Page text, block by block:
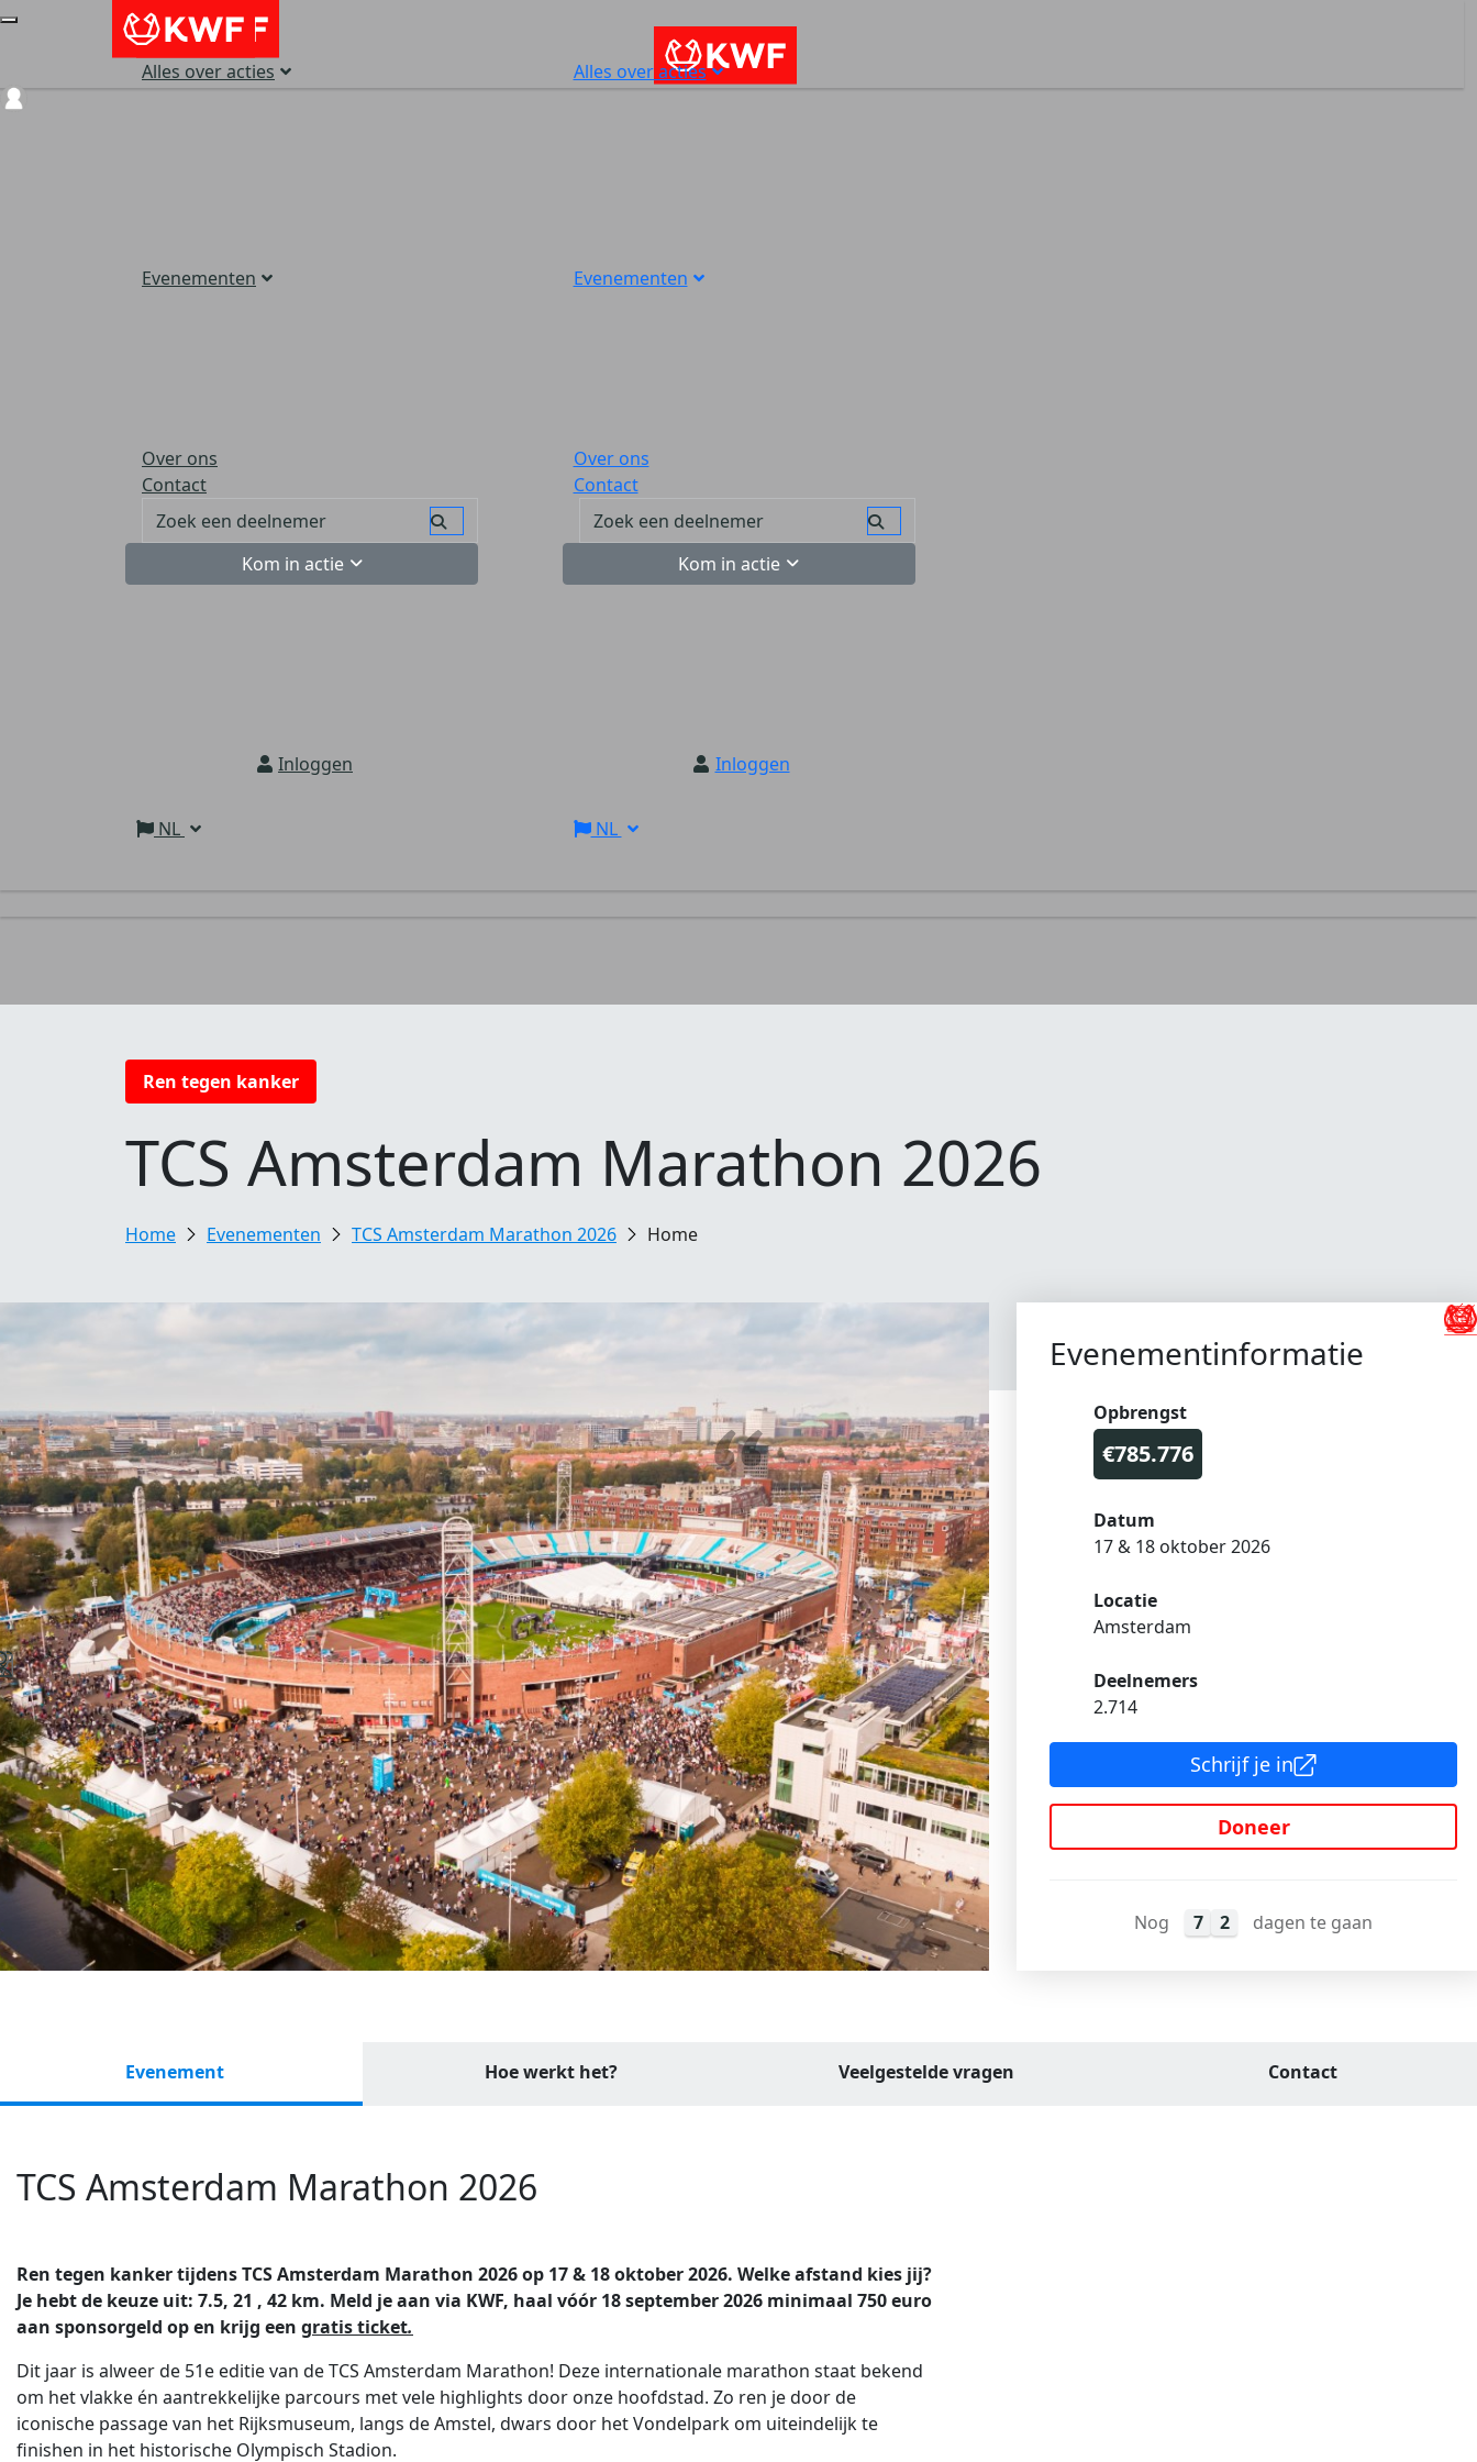
Alles over acties
Evenementen
Over ons
Contact
Kom in actie
Inloggen
NL
Alles over acties
Evenementen
Over ons
Contact
Kom in actie
Inloggen
NL
Ren tegen kanker
TCS Amsterdam Marathon 2026
Evenementen TCS Amsterdam Marathon 2026 Home
Evenementinformatie
Opbrengst
€785.776
Datum
17 & 18 oktober 2026
Locatie
Amsterdam
Deelnemers
2.714
Schrijf je in
Doneer
Nog 7 2 dagen te gaan
Evenement Hoe werkt het? Veelgestelde vragen Contact
TCS Amsterdam Marathon 2026
Ren tegen kanker tijdens TCS Amsterdam Marathon 2026 op 17 & 18 oktober 2026. Welke afstand kies jij?
Je hebt de keuze uit: 7.5, 21 , 42 km. Meld je aan via KWF, haal vóór 18 september 2026 minimaal 750 euro
aan sponsorgeld op en krijg een gratis ticket.
Dit jaar is alweer de 51e editie van de TCS Amsterdam Marathon! Deze internationale marathon staat bekend
om het vlakke én aantrekkelijke parcours met vele highlights door onze hoofdstad. Zo ren je door de
iconische passage van het Rijksmuseum, langs de Amstel, dwars door het Vondelpark om uiteindelijk te
finishen in het historische Olympisch Stadion.